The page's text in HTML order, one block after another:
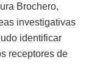
Brochero,
investigativas
identificar
receptores de